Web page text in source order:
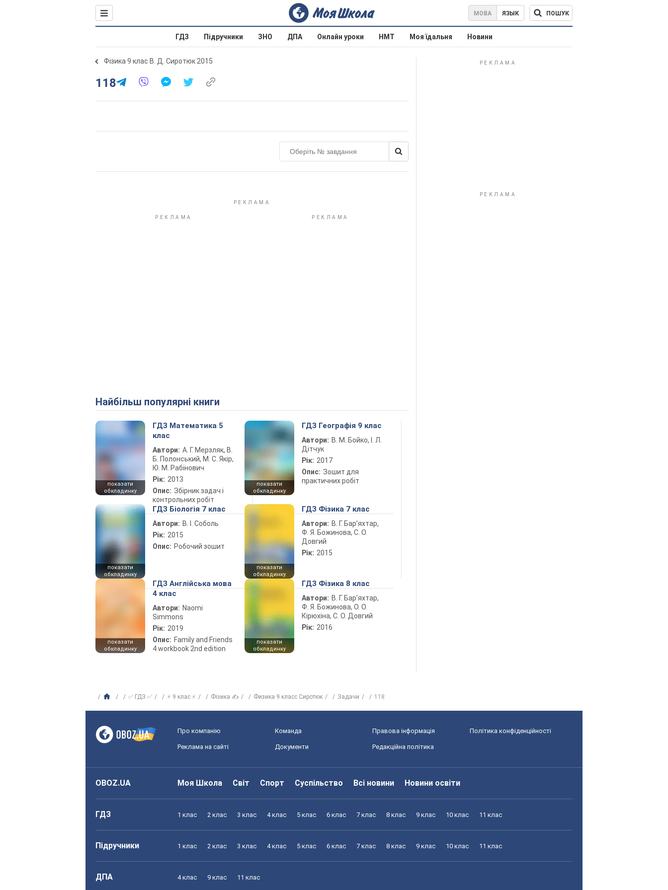
МОВА ЯЗЫК ПОШУК
ГДЗ Підручники ЗНО ДПА Онлайн уроки НМТ Моя їдальня Новини
Фізика 9 клас В. Д. Сиротюк 2015
118
Найбільш популярні книги
показати
обкладинку
ГДЗ Математика 5
клас
Автори: А. Г. Мерзляк, В.
Б. Полонський, М. С. Якір,
Ю. М. Рабінович
Рік: 2013
Опис: Збірник задач і
контрольних робіт
показати
обкладинку
ГДЗ Географія 9 клас
Автори: В. М. Бойко, І. Л.
Дітчук
Рік: 2017
Опис: Зошит для
практичних робіт
показати
обкладинку
ГДЗ Біологія 7 клас
Автори: В. І. Соболь
Рік: 2015
Опис: Робочий зошит
показати
обкладинку
ГДЗ Фізика 7 клас
Автори: В. Г. Бар’яхтар,
Ф. Я. Божинова, С. О.
Довгий
Рік: 2015
показати
обкладинку
ГДЗ Англійська мова
4 клас
Автори: Naomi
Simmons
Рік: 2019
Опис: Family and Friends
4 workbook 2nd edition
показати
обкладинку
ГДЗ Фізика 8 клас
Автори: В. Г. Бар’яхтар,
Ф. Я. Божинова, О. О.
Кірюхіна, С. О. Довгий
Рік: 2016
✅ ГДЗ ✅ ⚡ 9 клас ⚡ Фізика ✍ Физика 9 класс Сиротюк Задачи 118
Про компанію Команда Правова інформація Політика конфіденційності
Реклама на сайті Документи Редакційна політика
OBOZ.UA Моя Школа Світ Спорт Суспільство Всі новини Новини освіти
ГДЗ 1 клас 2 клас 3 клас 4 клас 5 клас 6 клас 7 клас 8 клас 9 клас 10 клас 11 клас
Підручники 1 клас 2 клас 3 клас 4 клас 5 клас 6 клас 7 клас 8 клас 9 клас 10 клас 11 клас
ДПА 4 клас 9 клас 11 клас